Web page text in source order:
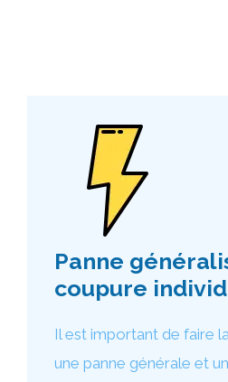
Panne
coupure
Il est important de faire
une panne générale et